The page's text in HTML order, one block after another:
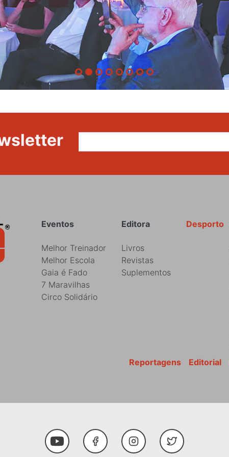
Rodapé Desporto
Editora
Livros
Revistas
Suplementos
Eventos
Melhor Treinador
Melhor Escola
Gaia é Fado
7 Maravilhas
Circo Solidário
Editorial
Reportagens
Youtube FacebookInstagramTwitter